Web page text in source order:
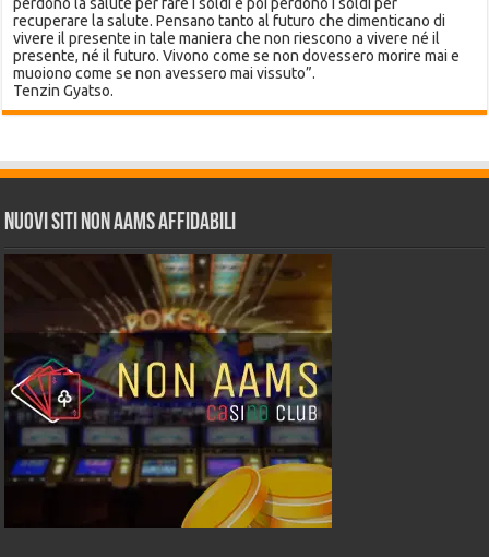
perdono la salute per fare i soldi e poi perdono i soldi per
recuperare la salute. Pensano tanto al futuro che dimenticano di
vivere il presente in tale maniera che non riescono a vivere né il
presente, né il futuro. Vivono come se non dovessero morire mai e
muoiono come se non avessero mai vissuto”.
Tenzin Gyatso.
Nuovi siti non AAMS affidabili